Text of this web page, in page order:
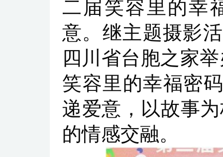
二届笑容里的幸
意。继主题摄影
四川省台胞之家
笑容里的幸福密
递爱意，以故事
的情感交融。